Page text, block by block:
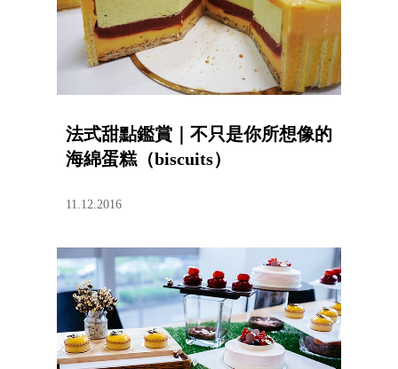
法式甜點鑑賞｜不只是你所想像的
海綿蛋糕（biscuits）
11.12.2016